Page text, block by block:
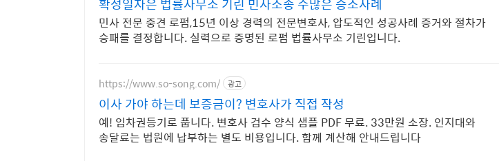
확정일자은 법률사무소 기린 민사소송 수많은 승소사례
민사 전문 중견 로펌,15년 이상 경력의 전문변호사, 압도적인 성공사례 증거와 절차가
승패를 결정합니다. 실력으로 증명된 로펌 법률사무소 기린입니다.
https://www.so-song.com/ 광고
이사 가야 하는데 보증금이? 변호사가 직접 작성
예! 임차권등기로 풉니다. 변호사 검수 양식 샘플 PDF 무료. 33만원 소장. 인지대와
송달료는 법원에 납부하는 별도 비용입니다. 함께 계산해 안내드립니다